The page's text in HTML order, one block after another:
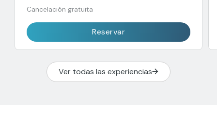
Cancelación gratuita
Reservar
Ver todas las experiencias